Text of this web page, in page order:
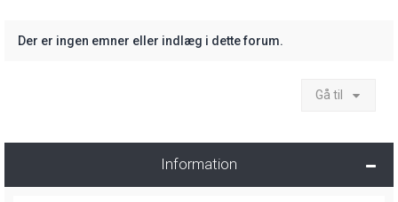
Der er ingen emner eller indlæg i dette forum.
Gå til
Information